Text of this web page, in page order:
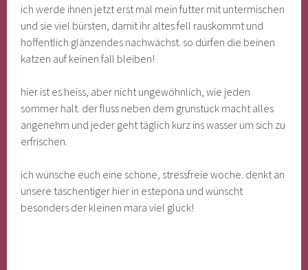
ich werde ihnen jetzt erst mal mein futter mit untermischen
und sie viel bürsten, damit ihr altes fell rauskommt und
hoffentlich glänzendes nachwächst. so dürfen die beinen
katzen auf keinen fall bleiben!
hier ist es heiss, aber nicht ungewöhnlich, wie jeden
sommer halt. der fluss neben dem grunstück macht alles
angenehm und jeder geht täglich kurz ins wasser um sich zu
erfrischen.
ich wünsche euch eine schöne, stressfreie woche. denkt an
unsere taschentiger hier in estepona und wünscht
besonders der kleinen mara viel glück!